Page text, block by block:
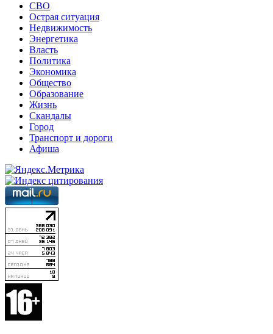
СВО
Острая ситуация
Недвижимость
Энергетика
Власть
Политика
Экономика
Общество
Образование
Жизнь
Скандалы
Город
Транспорт и дороги
Афиша